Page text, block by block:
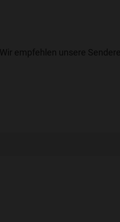
empfehlen unsere